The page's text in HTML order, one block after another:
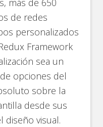
más de 650
de redes
personalizados
Framework
sea un
opciones del
sobre la
desde sus
diseño visual.